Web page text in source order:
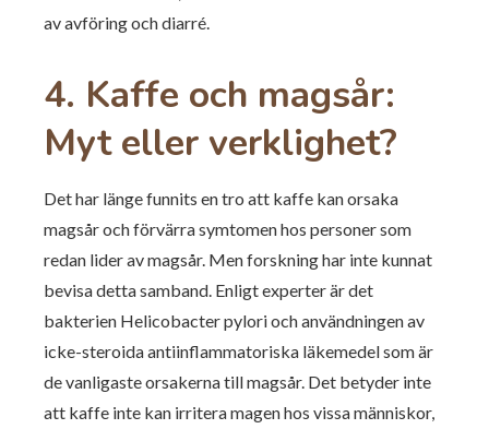
av avföring och diarré.
4. Kaffe och magsår:
Myt eller verklighet?
Det har länge funnits en tro att kaffe kan orsaka
magsår och förvärra symtomen hos personer som
redan lider av magsår. Men forskning har inte kunnat
bevisa detta samband. Enligt experter är det
bakterien Helicobacter pylori och användningen av
icke-steroida antiinflammatoriska läkemedel som är
de vanligaste orsakerna till magsår. Det betyder inte
att kaffe inte kan irritera magen hos vissa människor,